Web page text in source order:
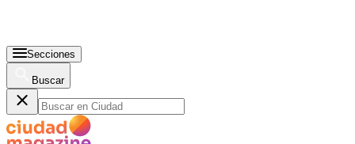
Secciones
Buscar